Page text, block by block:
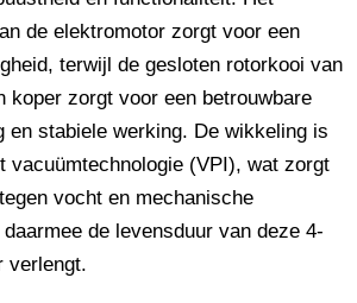
de elektromotor zorgt voor een
terwijl de gesloten rotorkooi van
koper zorgt voor een betrouwbare
en stabiele werking. De wikkeling is
vacuümtechnologie (VPI), wat zorgt
vocht en mechanische
de levensduur van deze 4-
verlengt.